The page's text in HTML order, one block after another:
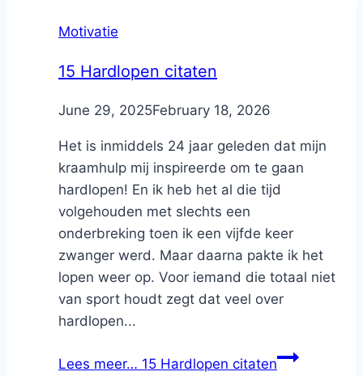
Motivatie
15 Hardlopen citaten
ByNicole
June 29, 2025February 18, 2026
Het is inmiddels 24 jaar geleden dat mijn
kraamhulp mij inspireerde om te gaan
hardlopen! En ik heb het al die tijd
volgehouden met slechts een
onderbreking toen ik een vijfde keer
zwanger werd. Maar daarna pakte ik het
lopen weer op. Voor iemand die totaal niet
van sport houdt zegt dat veel over
hardlopen...
Lees meer… 15 Hardlopen citaten